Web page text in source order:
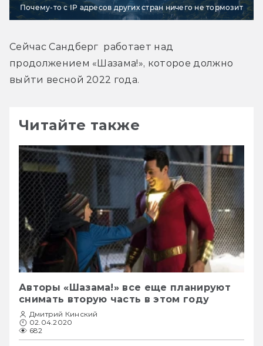
Почему-то с IP адресов других стран ничего не тормозит
Сейчас Сандберг  работает над
продолжением «Шазама!», которое должно
выйти весной 2022 года.
Читайте также
Авторы «Шазама!» все еще планируют
снимать вторую часть в этом году
Дмитрий Кинский
02.04.2020
682